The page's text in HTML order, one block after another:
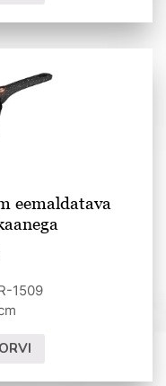
eemaldatava
1509